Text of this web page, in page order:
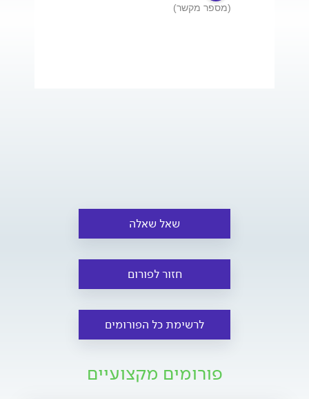
(מספר מקשר)
שאל שאלה
חזור לפורום
לרשימת כל הפורומים
פורומים מקצועיים